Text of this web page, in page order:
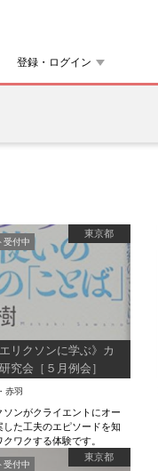
登録・ログイン
東京都
リクソンに学ぶ》カ
究会［５月例会］
赤羽
ソンがクライエントにオー
した工夫のエピソードを知
ワクする体験です。
受付中
東京都
受付中